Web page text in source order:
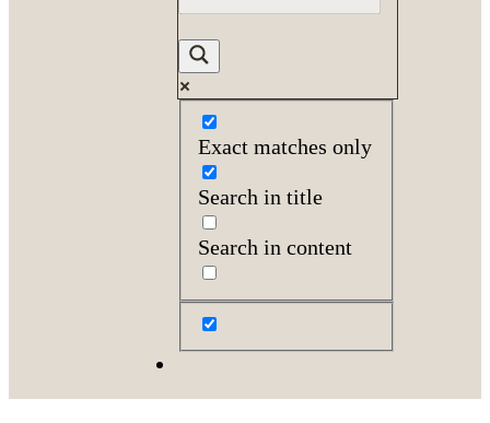
Exact matches only
Search in title
Search in content